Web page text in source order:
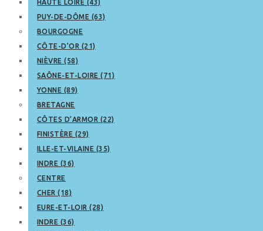
HAUTE LOIRE (43)
PUY-DE-DÔME (63)
BOURGOGNE
CÔTE-D’OR (21)
NIÈVRE (58)
SAÔNE-ET-LOIRE (71)
YONNE (89)
BRETAGNE
CÔTES D’ARMOR (22)
FINISTÈRE (29)
ILLE-ET-VILAINE (35)
INDRE (36)
CENTRE
CHER (18)
EURE-ET-LOIR (28)
INDRE (36)